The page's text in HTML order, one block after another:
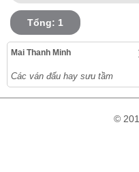
Tổng: 1
Mai Thanh Minh
Các ván đấu hay sưu tầm
©